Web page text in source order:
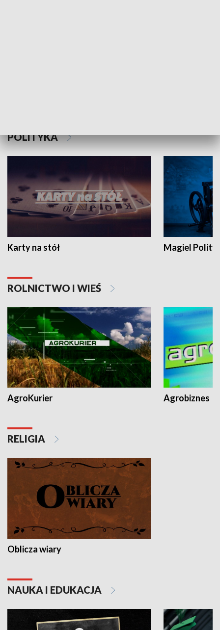
POLITYKA
Karty na stół Magiel
ROLNICTWO I WIEŚ
AgroKurier Agrobiznes
RELIGIA
Oblicza wiary
NAUKA I EDUKACJA